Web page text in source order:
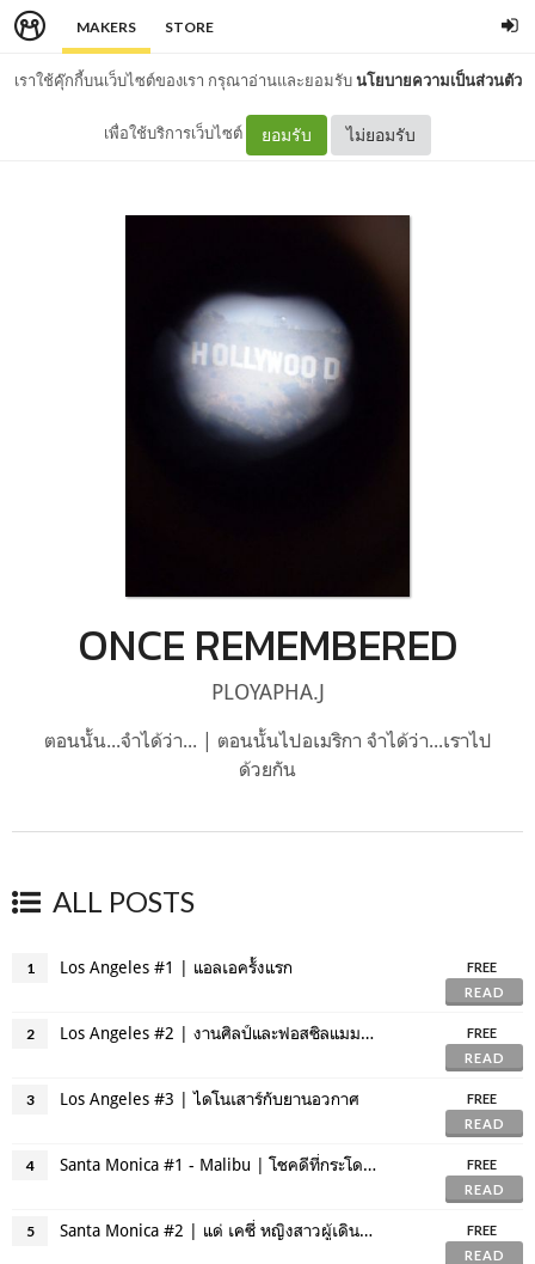
MAKERS STORE
เราใช้คุ๊กกี้บนเว็บไซต์ของเรา กรุณาอ่านและยอมรับนโยบายความเป็นส่วนตัว
เพื่อใช้บริการเว็บไซต์ ยอมรับ ไม่ยอมรับ
ONCE REMEMBERED
PLOYAPHA.J
ตอนนั้น..​.จำได้ว่า... | ตอนนั้นไปอเมริกา จำได้ว่า...เราไป
ด้วยกัน
ALL POSTS
1 Los Angeles #1 | แอลเอครั้งแรก
FREE
READ
2 Los Angeles #2 | งานศิลป์และฟอสซิลแมมมอธ
FREE
READ
3 Los Angeles #3 | ไดโนเสาร์กับยานอวกาศ
FREE
READ
4 Santa Monica #1 - Malibu | โชคดีที่กระโดดขึ้นรถบัสทันเวลา
FREE
READ
5 Santa Monica #2 | แด่ เคซี่ หญิงสาวผู้เดินทางรอบโลกที่หมุนรอบตัวเอง
FREE
READ